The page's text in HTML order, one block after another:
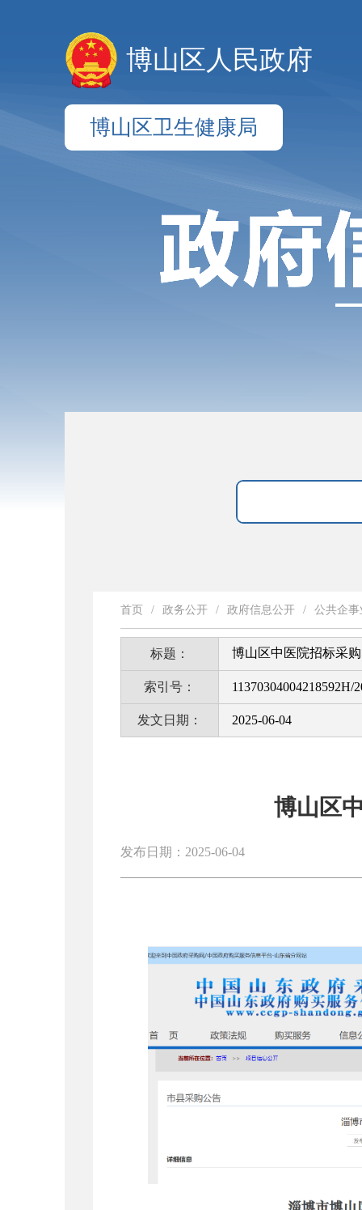
博山区人民政府
博山区卫生健康局
首页 / 政务公开 / 政府信息公开 / 公共企
标题： 博山区中医院招标采
索引号： 11370304004218592H/
发文日期： 2025-06-04
博山区
发布日期：2025-06-04